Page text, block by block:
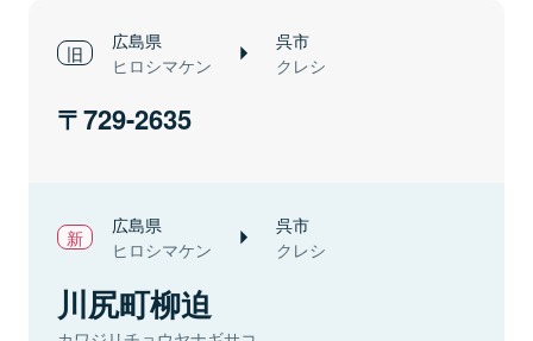
広島県
ヒロシマケン
呉市
クレシ
729-2635
広島県
ヒロシマケン
呉市
クレシ
川尻町柳迫